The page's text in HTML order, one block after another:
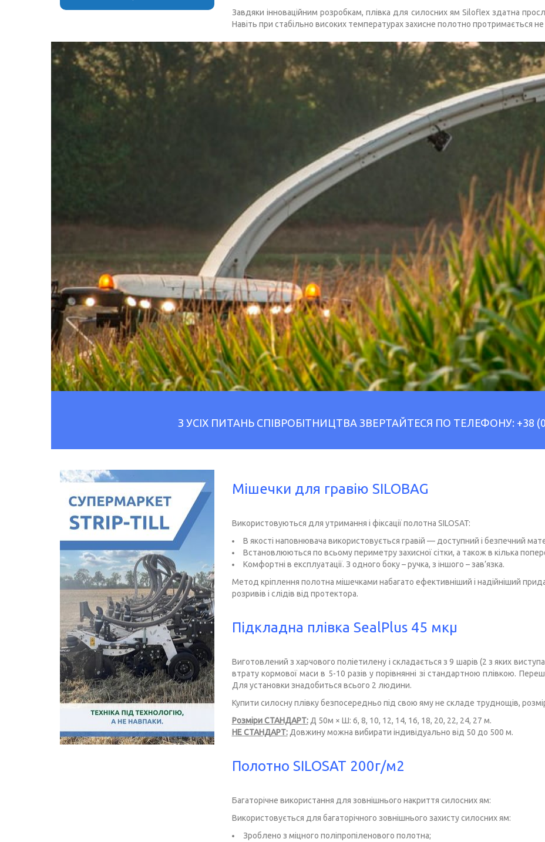
Завдяки інноваційним розробкам, плівка для силосних ям Siloflex здатна
Навіть при стабільно високих температурах захисне полотно протримається
З УСІХ ПИТАНЬ СПІВРОБІТНИЦТВА ЗВЕРТАЙТЕСЯ ПО ТЕЛЕФОНУ: +38
Мішечки для гравію SILOBAG
Використовуються для утримання і фіксації полотна SILOSAT:
В якості наповнювача використовується гравій — доступний і безпечний
Встановлюються по всьому периметру захисної сітки, а також в кілька
Комфортні в експлуатації. З одного боку – ручка, з іншого – зав’язка.
Метод кріплення полотна мішечками набагато ефективніший і надійніший
розривів і слідів від протектора.
Підкладна плівка SealPlus 45 мкμ
Виготовлений з харчового поліетилену і складається з 9 шарів (2 з яких
втрату кормової маси в 5-10 разів у порівнянні зі стандартною плівкою.
Для установки знадобиться всього 2 людини.
Купити силосну плівку безпосередньо під свою яму не складе труднощів,
Розміри СТАНДАРТ:Д 50м × Ш: 6, 8, 10, 12, 14, 16, 18, 20, 22, 24, 27 м.
НЕ СТАНДАРТ:Довжину можна вибирати індивідуально від 50 до 500 м.
Полотно SILOSAT 200г/м2
Багаторічне використання для зовнішнього накриття силосних ям:
Використовується для багаторічного зовнішнього захисту силосних ям:
Зроблено з міцного поліпропіленового полотна;